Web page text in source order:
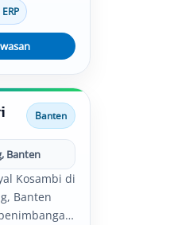
serta
dapat
Banten
Banten
Kosambi di
Banten